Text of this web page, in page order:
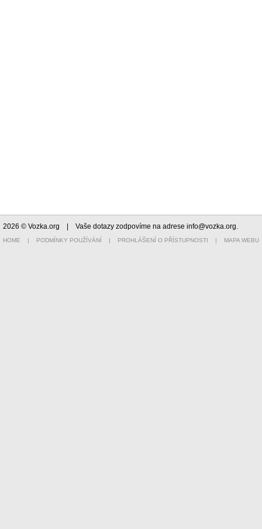
2026 © Vozka.org | Vaše dotazy zodpovíme na adrese info@vozka.org.
HOME | PODMÍNKY POUŽÍVÁNÍ | PROHLÁŠENÍ O PŘÍSTUPNOSTI | MAPA WEBU